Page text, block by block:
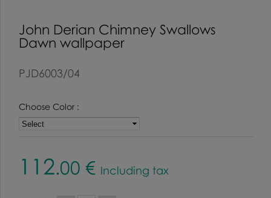
John Derian Chimney Swallows
Dawn wallpaper
PJD6003/04
Choose Color :
112.00 € Including tax